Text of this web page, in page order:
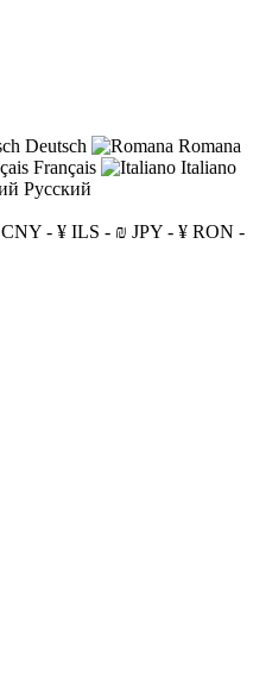
Deutsch
Romana
Français
Italiano
Русский
CNY - ¥ ILS - ₪ JPY - ¥ RON -